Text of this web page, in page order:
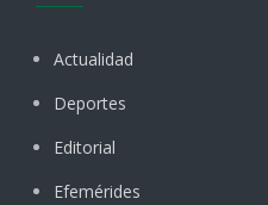
Actualidad
Deportes
Editorial
Efemérides